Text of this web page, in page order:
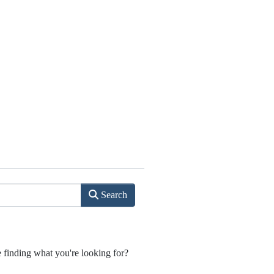
Search
finding what you're looking for?